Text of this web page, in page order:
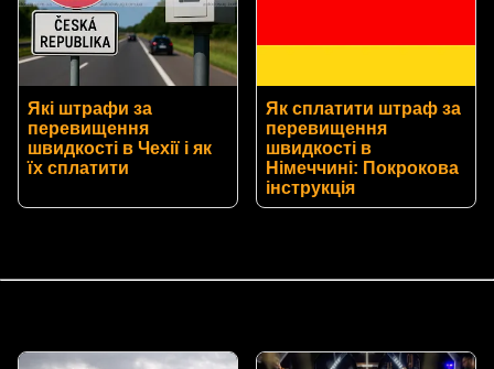
Які штрафи за
перевищення
швидкості в Чехії і як
їх сплатити
Як сплатити штраф за
перевищення
швидкості в
Німеччині: Покрокова
інструкція